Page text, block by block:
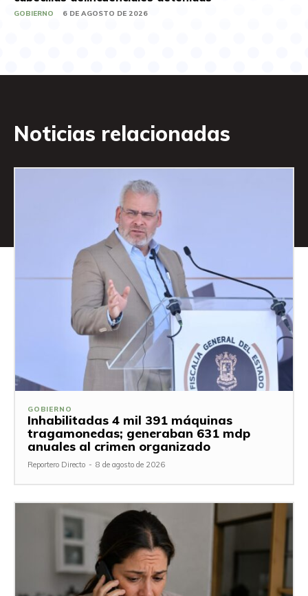
GOBIERNO 6 DE AGOSTO DE 2026
Noticias relacionadas
GOBIERNO
Inhabilitadas 4 mil 391 máquinas
tragamonedas; generaban 631 mdp
anuales al crimen organizado
Reportero Directo - 8 de agosto de 2026